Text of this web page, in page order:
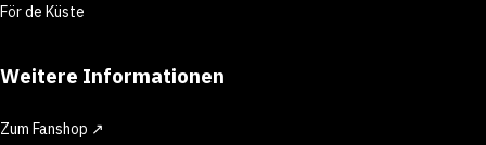
För de Küste
Weitere Informationen
Zum Fanshop ↗